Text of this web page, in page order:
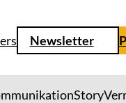
Newsletter
Story